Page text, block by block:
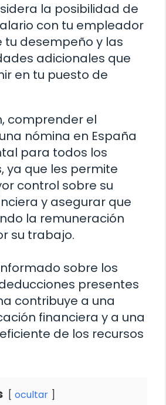
la posibilidad de
con tu empleador
tu desempeño y las
adicionales que
en tu puesto de
comprender el
nómina en España
para todos los
ya que les permite
control sobre su
y asegurar que
la remuneración
su trabajo.
sobre los
presentes
contribuye a una
financiera y a una
de los recursos
ocultar